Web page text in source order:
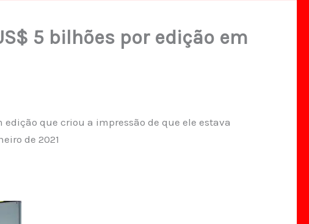
5 bilhões por edição em
que criou a impressão de que ele estava
de 2021